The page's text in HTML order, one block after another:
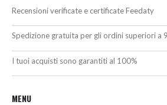
Recensioni verificate e certificate Feedaty
Spedizione gratuita per gli ordini superiori a
I tuoi acquisti sono garantiti al 100%
MENU